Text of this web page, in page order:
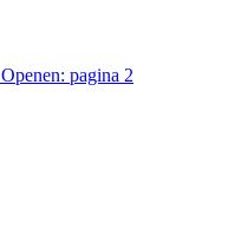
Openen: pagina 2